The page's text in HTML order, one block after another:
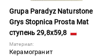
Grupa Paradyz Naturstone
Grys Stopnica Prosta Mat
ступень 29,8x59,8
Материал:
Керамогранит